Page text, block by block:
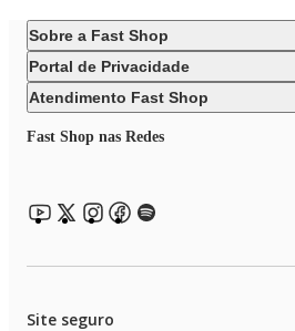
Sobre a Fast Shop
Portal de Privacidade
Atendimento Fast Shop
Fast Shop nas Redes
Site seguro